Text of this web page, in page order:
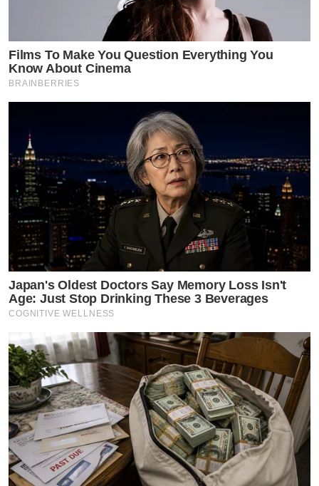
Films To Make You Question Everything You
Know About Cinema
BRAINBERRIES
Japan's Oldest Doctors Say Memory Loss Isn't
Age: Just Stop Drinking These 3 Beverages
COGNITIVE WELLNESS